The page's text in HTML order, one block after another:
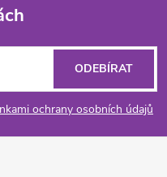
ochrany osobních údajů
ODEBÍRAT